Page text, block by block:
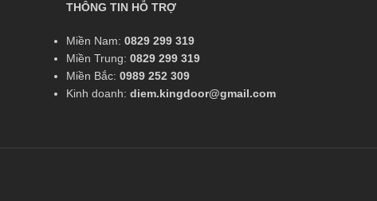
THÔNG TIN HỖ TRỢ
Miền Nam: 0829 299 319
Miền Trung: 0829 299 319
Miền Bắc: 0989 252 309
Kinh doanh: diem.kingdoor@gmail.com